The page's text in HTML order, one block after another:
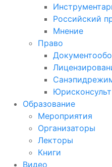
Российский
Мнение
Право
Юрисконсульт
Образование
Мероприятия
Организаторы
Лекторы
Книги
Видео